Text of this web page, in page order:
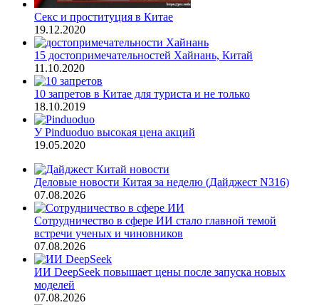
Секс и проституция в Китае
19.12.2020
15 достопримечательностей Хайнань, Китай
11.10.2020
10 запретов в Китае для туриста и не только
18.10.2019
У Pinduoduo высокая цена акций
19.05.2020
Деловые новости Китая за неделю (Дайджест N316)
07.08.2026
Сотрудничество в сфере ИИ стало главной темой
встречи ученых и чиновников
07.08.2026
ИИ DeepSeek повышает цены после запуска новых
моделей
07.08.2026